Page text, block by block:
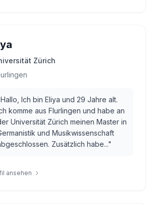
Zürich
Hallo, Ich bin Eliya und 29 Jahre alt.
komme aus Flurlingen und habe an
Universität Zürich meinen Master in
und Musikwissenschaft
Zusätzlich habe..."
ansehen